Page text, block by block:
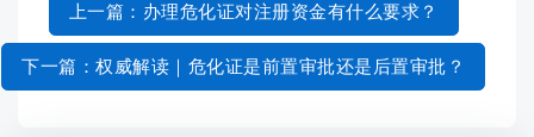
上一篇 ：办理危化证对注册资金有什么要求？
下一篇 ：权威解读｜危化证是前置审批还是后置审批？